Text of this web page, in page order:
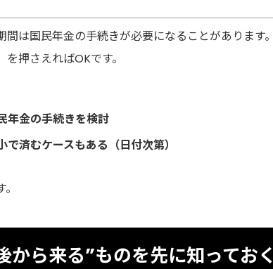
は国民年金の手続きが必要になることがあります。
押さえればOKです。
年金の手続きを検討
済むケースもある（日付次第）
から来る”ものを先に知っておく